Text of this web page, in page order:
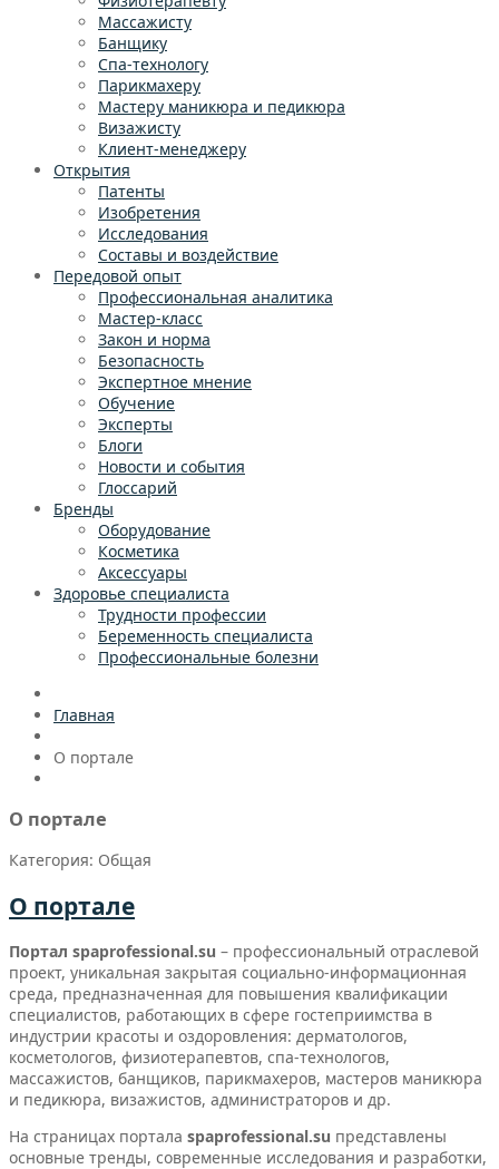
Массажисту
Банщику
Спа-технологу
Парикмахеру
Мастеру маникюра и педикюра
Визажисту
Клиент-менеджеру
Открытия
Патенты
Изобретения
Исследования
Составы и воздействие
Передовой опыт
Профессиональная аналитика
Мастер-класс
Закон и норма
Безопасность
Экспертное мнение
Обучение
Эксперты
Блоги
Новости и события
Глоссарий
Бренды
Оборудование
Косметика
Аксессуары
Здоровье специалиста
Трудности профессии
Беременность специалиста
Профессиональные болезни
Главная
О портале
О портале
Категория: Общая
О портале
Портал spaprofessional.su – профессиональный отраслевой
проект, уникальная закрытая социально-информационная
среда, предназначенная для повышения квалификации
специалистов, работающих в сфере гостеприимства в
индустрии красоты и оздоровления: дерматологов,
косметологов, физиотерапевтов, спа-технологов,
массажистов, банщиков, парикмахеров, мастеров маникюра
и педикюра, визажистов, администраторов и др.
На страницах портала spaprofessional.su представлены
основные тренды, современные исследования и разработки,